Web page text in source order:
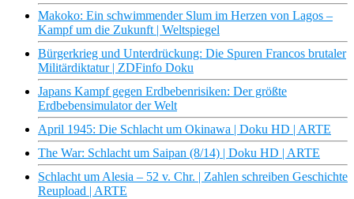
Makoko: Ein schwimmender Slum im Herzen von Lagos –
Kampf um die Zukunft | Weltspiegel
Bürgerkrieg und Unterdrückung: Die Spuren Francos brutaler
Militärdiktatur | ZDFinfo Doku
Japans Kampf gegen Erdbebenrisiken: Der größte
Erdbebensimulator der Welt
April 1945: Die Schlacht um Okinawa | Doku HD | ARTE
The War: Schlacht um Saipan (8/14) | Doku HD | ARTE
Schlacht um Alesia – 52 v. Chr. | Zahlen schreiben Geschichte
Reupload | ARTE